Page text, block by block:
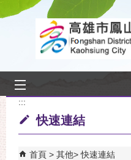
跳到主要內容區塊
:::
快速連結
首頁 其他 快速連結